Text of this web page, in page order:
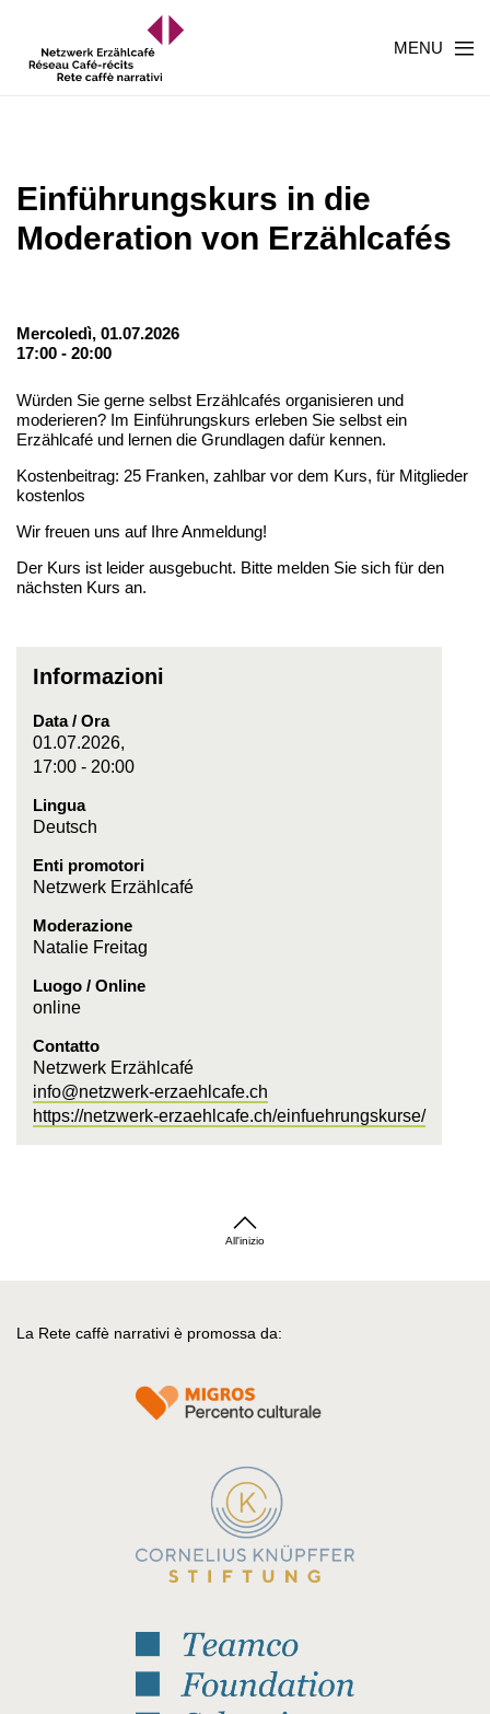
MENU
Einführungskurs in die
Moderation von Erzählcafés
Mercoledì, 01.07.2026
17:00 - 20:00
Würden Sie gerne selbst Erzählcafés organisieren und
moderieren? Im Einführungskurs erleben Sie selbst ein
Erzählcafé und lernen die Grundlagen dafür kennen.
Kostenbeitrag: 25 Franken, zahlbar vor dem Kurs, für Mitglieder
kostenlos
Wir freuen uns auf Ihre Anmeldung!
Der Kurs ist leider ausgebucht. Bitte melden Sie sich für den
nächsten Kurs an.
Informazioni
Data / Ora
01.07.2026,
17:00 - 20:00
Lingua
Deutsch
Enti promotori
Netzwerk Erzählcafé
Moderazione
Natalie Freitag
Luogo / Online
online
Contatto
Netzwerk Erzählcafé
info@netzwerk-erzaehlcafe.ch
https://netzwerk-erzaehlcafe.ch/einfuehrungskurse/
All'inizio
La Rete caffè narrativi è promossa da: